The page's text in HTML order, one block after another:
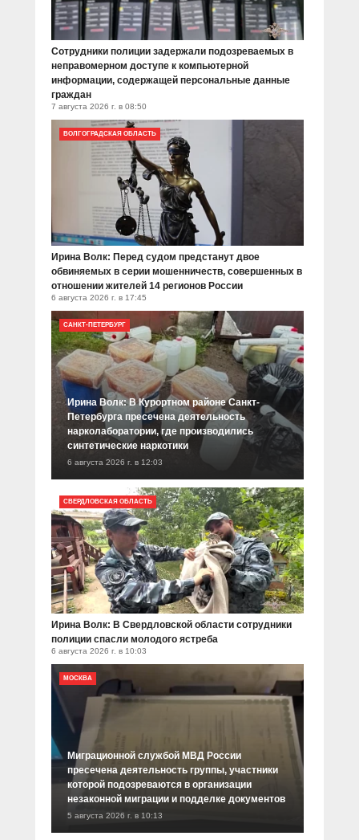
Сотрудники полиции задержали подозреваемых в
неправомерном доступе к компьютерной
информации, содержащей персональные данные
граждан
7 августа 2026 г. в 08:50
ВОЛГОГРАДСКАЯ ОБЛАСТЬ
Ирина Волк: Перед судом предстанут двое
обвиняемых в серии мошенничеств, совершенных в
отношении жителей 14 регионов России
6 августа 2026 г. в 17:45
САНКТ-ПЕТЕРБУРГ
Ирина Волк: В Курортном районе Санкт-
Петербурга пресечена деятельность
нарколаборатории, где производились
синтетические наркотики
6 августа 2026 г. в 12:03
СВЕРДЛОВСКАЯ ОБЛАСТЬ
Ирина Волк: В Свердловской области сотрудники
полиции спасли молодого ястреба
6 августа 2026 г. в 10:03
МОСКВА
Миграционной службой МВД России
пресечена деятельность группы, участники
которой подозреваются в организации
незаконной миграции и подделке документов
5 августа 2026 г. в 10:13